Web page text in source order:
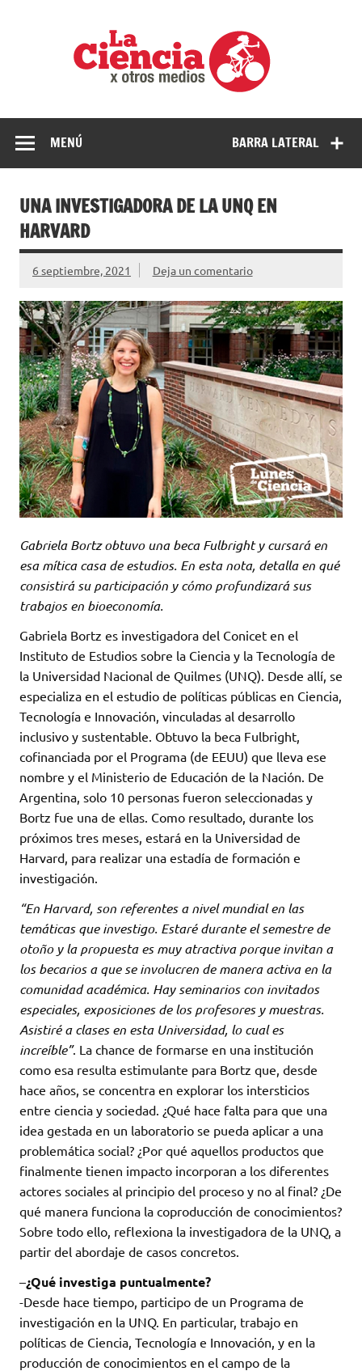
otros
BARRA LATERAL
MENÚ
UNA INVESTIGADORA DE LA UNQ EN
HARVARD
6 septiembre, 2021 Deja un comentario
Gabriela Bortz obtuvo una beca Fulbright y cursará en
esa mítica casa de estudios. En esta nota, detalla en qué
consistirá su participación y cómo profundizará sus
trabajos en bioeconomía.
Gabriela Bortz es investigadora del Conicet en el
Instituto de Estudios sobre la Ciencia y la Tecnología de
la Universidad Nacional de Quilmes (UNQ). Desde allí, se
especializa en el estudio de políticas públicas en Ciencia,
Tecnología e Innovación, vinculadas al desarrollo
inclusivo y sustentable. Obtuvo la beca Fulbright,
cofinanciada por el Programa (de EEUU) que lleva ese
nombre y el Ministerio de Educación de la Nación. De
Argentina, solo 10 personas fueron seleccionadas y
Bortz fue una de ellas. Como resultado, durante los
próximos tres meses, estará en la Universidad de
Harvard, para realizar una estadía de formación e
investigación.
“En Harvard, son referentes a nivel mundial en las
temáticas que investigo. Estaré durante el semestre de
otoño y la propuesta es muy atractiva porque invitan a
los becarios a que se involucren de manera activa en la
comunidad académica. Hay seminarios con invitados
especiales, exposiciones de los profesores y muestras.
Asistiré a clases en esta Universidad, lo cual es
increíble”. La chance de formarse en una institución
como esa resulta estimulante para Bortz que, desde
hace años, se concentra en explorar los intersticios
entre ciencia y sociedad. ¿Qué hace falta para que una
idea gestada en un laboratorio se pueda aplicar a una
problemática social? ¿Por qué aquellos productos que
finalmente tienen impacto incorporan a los diferentes
actores sociales al principio del proceso y no al final? ¿De
qué manera funciona la coproducción de conocimientos?
Sobre todo ello, reflexiona la investigadora de la UNQ, a
partir del abordaje de casos concretos.
–¿Qué investiga puntualmente?
-Desde hace tiempo, participo de un Programa de
investigación en la UNQ. En particular, trabajo en
políticas de Ciencia, Tecnología e Innovación, y en la
producción de conocimientos en el campo de la